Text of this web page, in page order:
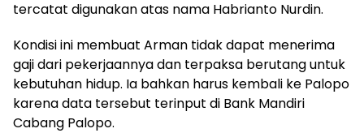
tercatat digunakan atas nama Habrianto Nurdin.
Kondisi ini membuat Arman tidak dapat menerima
gaji dari pekerjaannya dan terpaksa berutang untuk
kebutuhan hidup. Ia bahkan harus kembali ke Palopo
karena data tersebut terinput di Bank Mandiri
Cabang Palopo.